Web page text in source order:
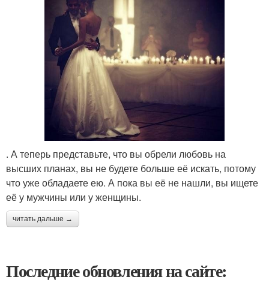
. А теперь представьте, что вы обрели любовь на
высших планах, вы не будете больше её искать, потому
что уже обладаете ею. А пока вы её не нашли, вы ищете
её у мужчины или у женщины.
читать дальше →
Последние обновления на сайте: